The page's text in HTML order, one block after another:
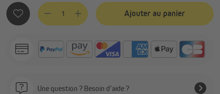
Quantité de produit : Entrez la quantité souhaitée ou
Ajouter au panier
Une question ? Besoin d’aide ?